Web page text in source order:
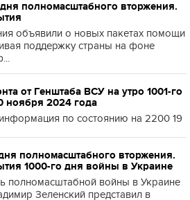
полномасштабного вторжения.
объявили о новых пакетах помощи
поддержку страны на фоне
от Генштаба ВСУ на утро 1001-го
ноября 2024 года
по состоянию на 2200 19
полномасштабного вторжения.
1000-го дня войны в Украине
полномасштабной войны в Украине
Зеленский представил в